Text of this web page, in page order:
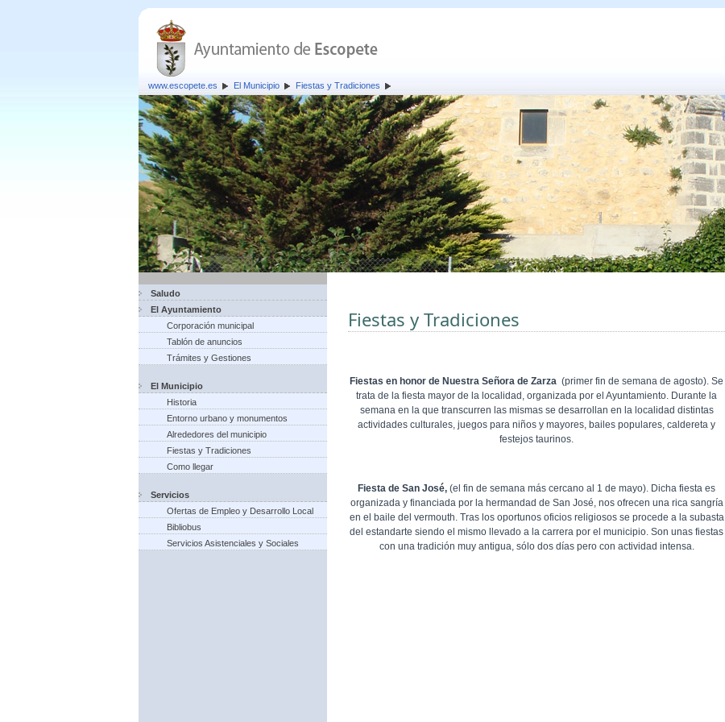
www.escopete.es El Municipio Fiestas y Tradiciones
Saludo
El Ayuntamiento
Corporación municipal
Tablón de anuncios
Trámites y Gestiones
El Municipio
Historia
Entorno urbano y monumentos
Alrededores del municipio
Fiestas y Tradiciones
Como llegar
Servicios
Ofertas de Empleo y Desarrollo Local
Bibliobus
Servicios Asistenciales y Sociales
Fiestas y Tradiciones
Fiestas en honor de Nuestra Señora de Zarza (primer fin de semana de agosto). Se
trata de la fiesta mayor de la localidad, organizada por el Ayuntamiento. Durante la
semana en la que transcurren las mismas se desarrollan en la localidad distintas
actividades culturales, juegos para niños y mayores, bailes populares, caldereta y
festejos taurinos.
Fiesta de San José, (el fin de semana más cercano al 1 de mayo). Dicha fiesta es
organizada y financiada por la hermandad de San José, nos ofrecen una rica sangría
en el baile del vermouth. Tras los oportunos oficios religiosos se procede a la subasta
del estandarte siendo el mismo llevado a la carrera por el municipio. Son unas fiestas
con una tradición muy antigua, sólo dos días pero con actividad intensa.